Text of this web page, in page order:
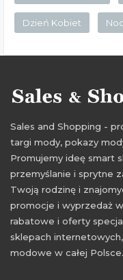
Dzień Kobiet
Sales and Shopping -
targi mody, pokazy
Promujemy ideę smart
przemyślanie i sprytne
Twoją rodzinę i
promocje i wyprzedaż
rabatowe i oferty
sklepach
modowe w całej Polsce.